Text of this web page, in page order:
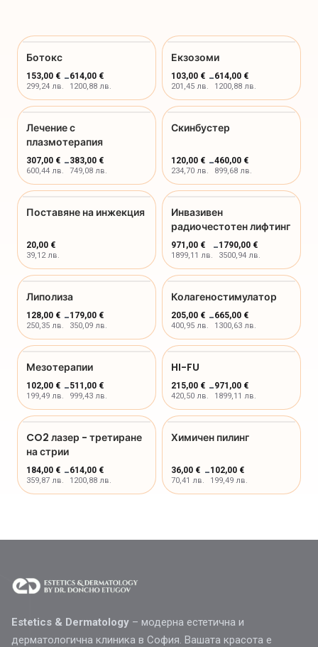
Ботокс
153,00 €
299,24 лв.
-614,00 €
1200,88 лв.
Екзозоми
103,00 €
201,45 лв.
-614,00 €
1200,88 лв.
Лечение с
плазмотерапия
307,00 €
600,44 лв.
-383,00 €
749,08 лв.
Скинбустер
120,00 €
234,70 лв.
-460,00 €
899,68 лв.
Поставяне на инжекция
20,00 €
39,12 лв.
Инвазивен
радиочестотен лифтинг
971,00 €
1899,11 лв.
-1790,00 €
3500,94 лв.
Липолиза
128,00 €
250,35 лв.
-179,00 €
350,09 лв.
Колагеностимулатор
205,00 €
400,95 лв.
-665,00 €
1300,63 лв.
Мезотерапии
102,00 €
199,49 лв.
-511,00 €
999,43 лв.
HI-FU
215,00 €
420,50 лв.
-971,00 €
1899,11 лв.
CO2 лазер - третиране
на стрии
184,00 €
359,87 лв.
-614,00 €
1200,88 лв.
Химичен пилинг
36,00 €
70,41 лв.
-102,00 €
199,49 лв.
Estetics & Dermatology – модерна естетична и
дерматологична клиника в София. Вашата красота е